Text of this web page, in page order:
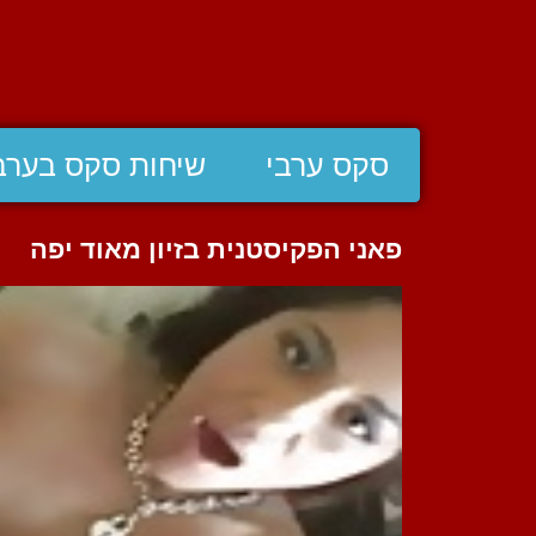
סקס ערבי שיחות סקס
פאני הפקיסטנית בזיון מאוד יפה